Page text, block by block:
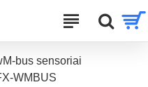
bus sensoriai
WMBUS